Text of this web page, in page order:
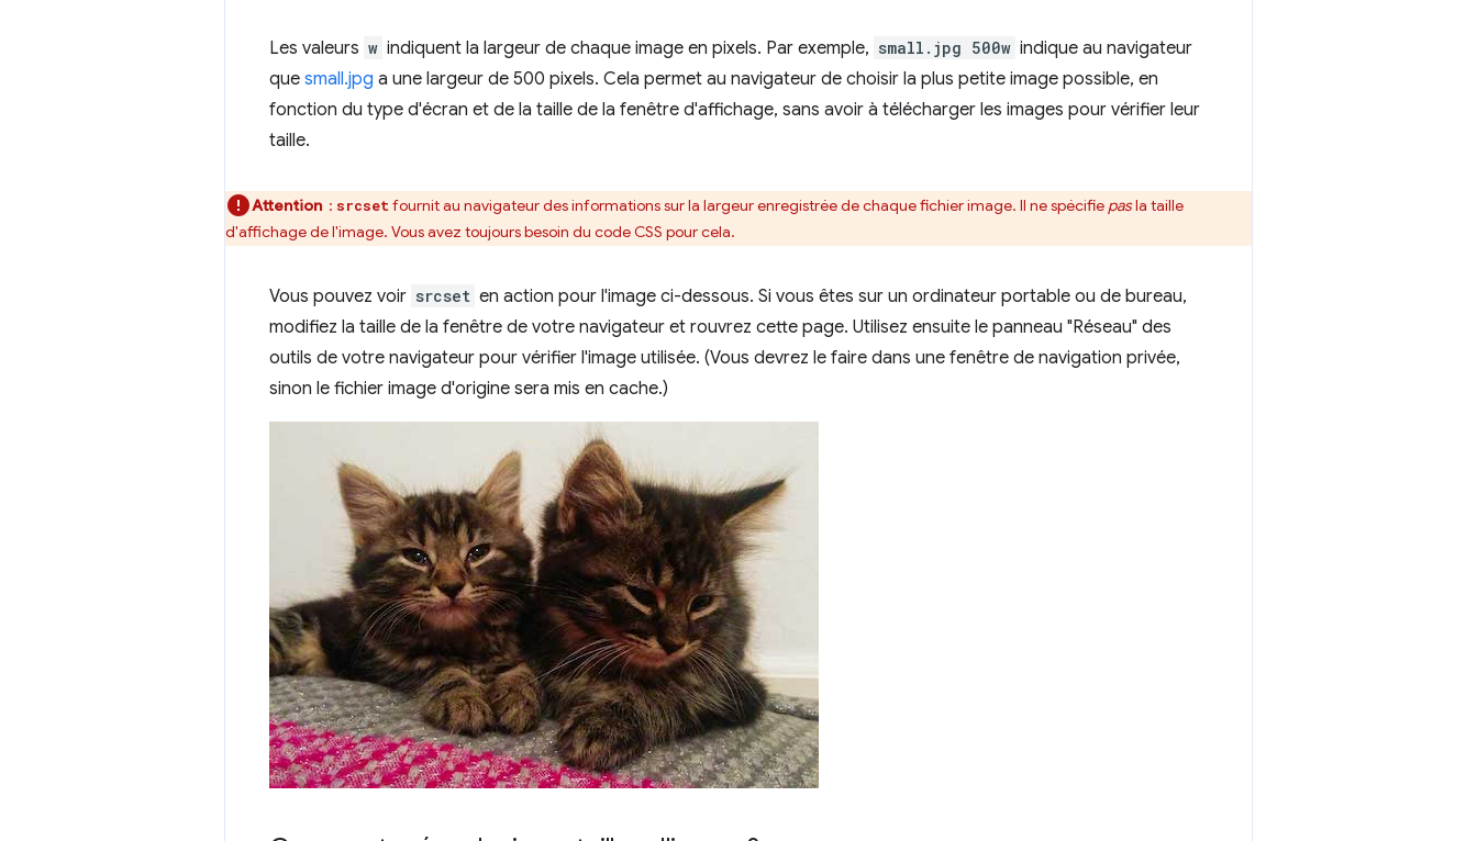
Les valeurs w indiquent la largeur de chaque image en pixels. Par exemple, small.jpg 500w indique au navigateur
que small.jpg a une largeur de 500 pixels. Cela permet au navigateur de choisir la plus petite image possible, en
fonction du type d'écran et de la taille de la fenêtre d'affichage, sans avoir à télécharger les images pour vérifier leur
taille.
Attention : srcset fournit au navigateur des informations sur la largeur enregistrée de chaque fichier image. Il ne spécifie pasla taille
d'affichage de l'image. Vous avez toujours besoin du code CSS pour cela.
Vous pouvez voir srcset en action pour l'image ci-dessous. Si vous êtes sur un ordinateur portable ou de bureau,
modifiez la taille de la fenêtre de votre navigateur et rouvrez cette page. Utilisez ensuite le panneau "Réseau" des
outils de votre navigateur pour vérifier l'image utilisée. (Vous devrez le faire dans une fenêtre de navigation privée,
sinon le fichier image d'origine sera mis en cache.)